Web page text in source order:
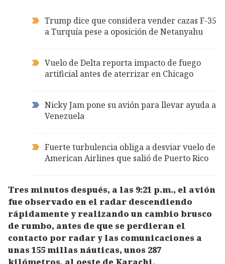
Trump dice que considera vender cazas F-35
a Turquía pese a oposición de Netanyahu
Vuelo de Delta reporta impacto de fuego
artificial antes de aterrizar en Chicago
Nicky Jam pone su avión para llevar ayuda a
Venezuela
Fuerte turbulencia obliga a desviar vuelo de
American Airlines que salió de Puerto Rico
Tres minutos después, a las 9:21 p.m., el avión
fue observado en el radar descendiendo
rápidamente y realizando un cambio brusco
de rumbo, antes de que se perdieran el
contacto por radar y las comunicaciones a
unas 155 millas náuticas, unos 287